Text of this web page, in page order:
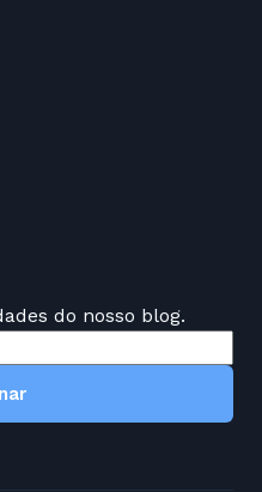
do nosso blog.